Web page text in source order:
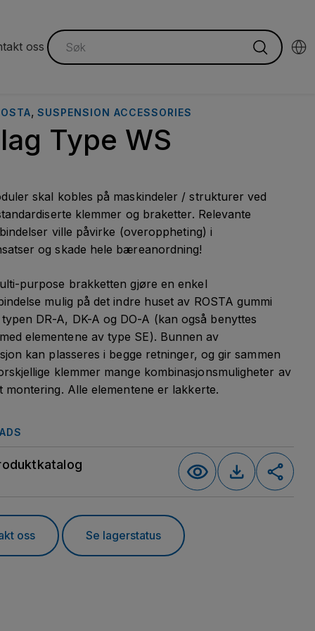
oss
, SUSPENSION ACCESSORIES
Type WS
skal kobles på maskindeler / strukturer ved
klemmer og braketter. Relevante
ville påvirke (overoppheting) i
og skade hele bæreanordning!
purpose brakketten gjøre en enkel
mulig på det indre huset av ROSTA gummi
DR-A, DK-A og DO-A (kan også benyttes
elementene av type SE). Bunnen av
kan plasseres i begge retninger, og gir sammen
klemmer mange kombinasjonsmuligheter av
montering. Alle elementene er lakkerte.
oss Se lagerstatus